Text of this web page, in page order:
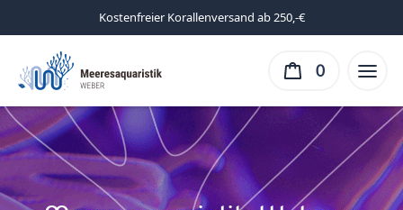
Kostenfreier Korallenversand ab 250,-€
0